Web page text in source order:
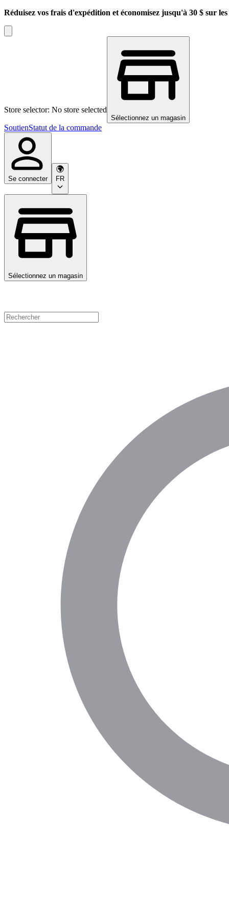
Réduisez vos frais d'expédition et économisez jusqu'à 30 $ sur
Store selector: No store selected
Sélectionnez un magasin
SoutienStatut de la commande
Se connecter FR
Sélectionnez un magasin